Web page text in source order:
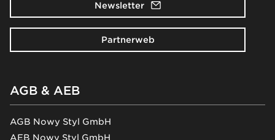
Newsletter
Partnerweb
AGB & AEB
AGB Nowy Styl GmbH
AEB Nowy Styl GmbH